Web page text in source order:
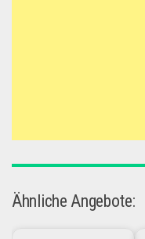
Ähnliche Angebote: